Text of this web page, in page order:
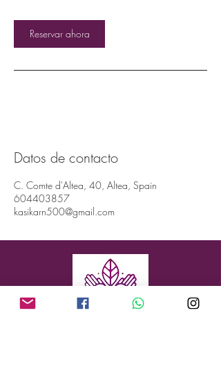
Reservar ahora
Datos de contacto
C. Comte d'Altea, 40, Altea, Spain
604403857
kasikarn500@gmail.com